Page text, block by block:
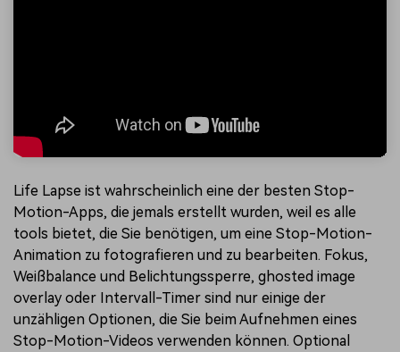
Life Lapse ist wahrscheinlich eine der besten Stop-
Motion-Apps, die jemals erstellt wurden, weil es alle
tools bietet, die Sie benötigen, um eine Stop-Motion-
Animation zu fotografieren und zu bearbeiten. Fokus,
Weißbalance und Belichtungssperre, ghosted image
overlay oder Intervall-Timer sind nur einige der
unzähligen Optionen, die Sie beim Aufnehmen eines
Stop-Motion-Videos verwenden können. Optional